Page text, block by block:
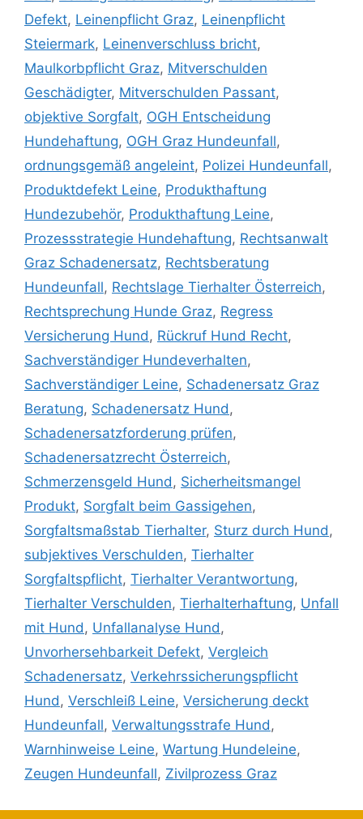
Defekt, Leinenpflicht Graz, Leinenpflicht
Steiermark, Leinenverschluss bricht,
Maulkorbpflicht Graz, Mitverschulden
Geschädigter, Mitverschulden Passant,
objektive Sorgfalt, OGH Entscheidung
Hundehaftung, OGH Graz Hundeunfall,
ordnungsgemäß angeleint, Polizei Hundeunfall,
Produktdefekt Leine, Produkthaftung
Hundezubehör, Produkthaftung Leine,
Prozessstrategie Hundehaftung, Rechtsanwalt
Graz Schadenersatz, Rechtsberatung
Hundeunfall, Rechtslage Tierhalter Österreich,
Rechtsprechung Hunde Graz, Regress
Versicherung Hund, Rückruf Hund Recht,
Sachverständiger Hundeverhalten,
Sachverständiger Leine, Schadenersatz Graz
Beratung, Schadenersatz Hund,
Schadenersatzforderung prüfen,
Schadenersatzrecht Österreich,
Schmerzensgeld Hund, Sicherheitsmangel
Produkt, Sorgfalt beim Gassigehen,
Sorgfaltsmaßstab Tierhalter, Sturz durch Hund,
subjektives Verschulden, Tierhalter
Sorgfaltspflicht, Tierhalter Verantwortung,
Tierhalter Verschulden, Tierhalterhaftung, Unfall
mit Hund, Unfallanalyse Hund,
Unvorhersehbarkeit Defekt, Vergleich
Schadenersatz, Verkehrssicherungspflicht
Hund, Verschleiß Leine, Versicherung deckt
Hundeunfall, Verwaltungsstrafe Hund,
Warnhinweise Leine, Wartung Hundeleine,
Zeugen Hundeunfall, Zivilprozess Graz